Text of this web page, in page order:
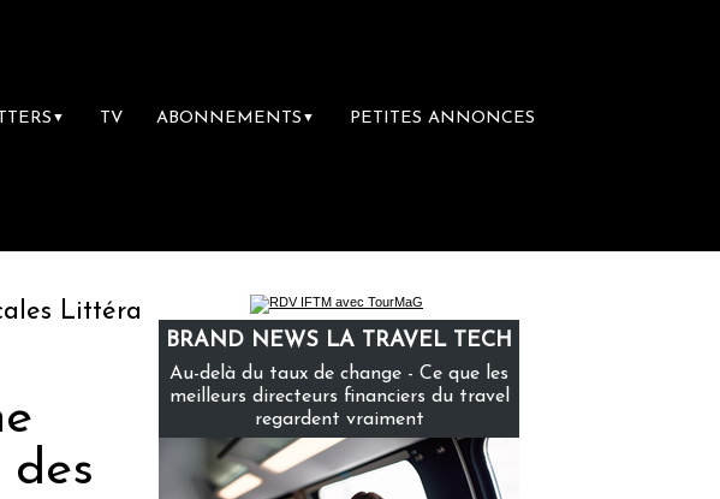
▼ TV ABONNEMENTS ▼ PETITES ANNONCES
la première librairie du voyage
BRAND NEWS LA TRAVEL TECH
Au-delà du taux de change - Ce que les
meilleurs directeurs financiers du travel
regardent vraiment